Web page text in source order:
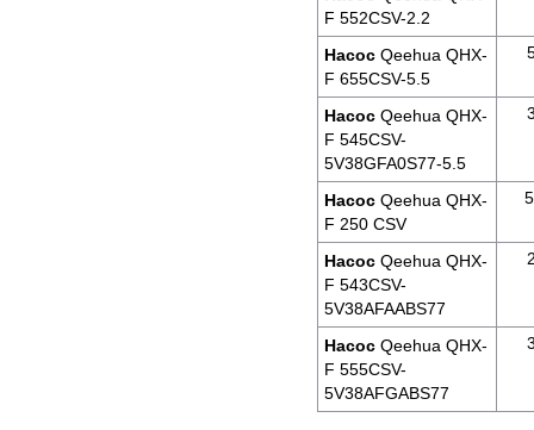
F 552CSV-2.2
Насос Qeehua QHX-
F 655CSV-5.5
Насос Qeehua QHX-
F 545CSV-
5V38GFA0S77-5.5
Насос Qeehua QHX-
F 250 CSV
Насос Qeehua QHX-
F 543CSV-
5V38AFAABS77
Насос Qeehua QHX-
F 555CSV-
5V38AFGABS77